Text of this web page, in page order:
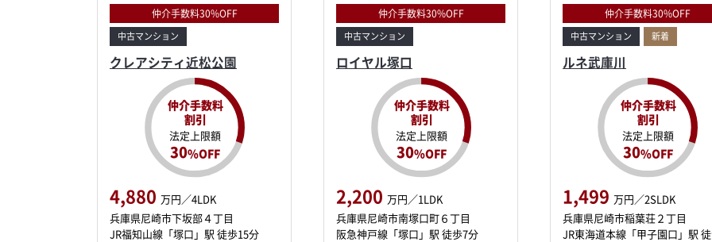
仲介手数料30%OFF
中古マンション
クレアシティ近松公園
仲介手数料
割引
法定上限額
30%OFF
4,880 万円／4LDK
兵庫県尼崎市下坂部４丁目
JR福知山線「塚口」駅 徒歩15分
仲介手数料30%OFF
中古マンション
ロイヤル塚口
仲介手数料
割引
法定上限額
30%OFF
2,200 万円／1LDK
兵庫県尼崎市南塚口町６丁目
阪急神戸線「塚口」駅 徒歩7分
仲介手数料30%OFF
中古マンション 新着
ルネ武庫川
仲介手数料
割引
法定上限額
30%OFF
1,499 万円／2SLDK
兵庫県尼崎市稲葉荘２丁目
JR東海道本線「甲子園口」駅